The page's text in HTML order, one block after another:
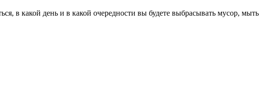
в какой день и в какой очередности вы будете выбрасывать мусор, мыть